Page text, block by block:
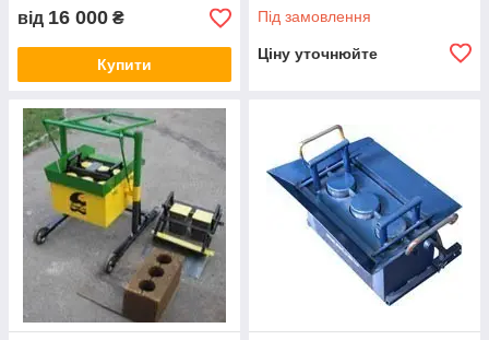
від 16 000 ₴
Купити
Під замовлення
Ціну уточнюйте